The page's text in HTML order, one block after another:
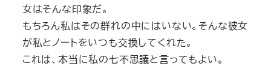
女はそんな印象だ。
もちろん私はその群れの中にはいない。そんな彼女
が私とノートをいつも交換してくれた。
これは、本当に私の七不思議と言ってもよい。